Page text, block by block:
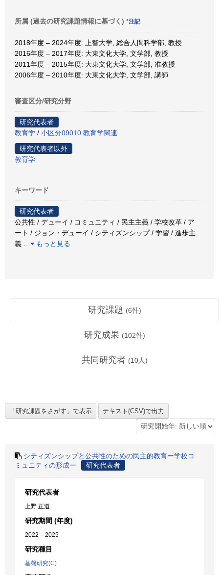
所属 (過去の研究課題情報に基づく) *注記
2018年度 – 2024年度: 上智大学, 総合人間科学部, 教授
2016年度 – 2017年度: 大東文化大学, 文学部, 教授
2011年度 – 2015年度: 大東文化大学, 文学部, 准教授
2006年度 – 2010年度: 大東文化大学, 文学部, 講師
審査区分/研究分野
研究代表者
教育学 / 小区分09010:教育学関連
研究代表者以外
教育学
キーワード
研究代表者
公共性 / デューイ / コミュニティ / 民主主義 / 学校改革 / ア
ート / ジョン・デューイ / シティズンシップ / 学習 / 進歩主
義
もっと見る
研究課題 (6件)
研究成果 (102件)
共同研究者 (10人)
シティズンシップと公共性のための民主的教育ー学校コ
ミュニティの形成ー
研究代表者
研究代表者
上野 正道
研究期間 (年度)
2022 – 2025
研究種目
基盤研究(C)